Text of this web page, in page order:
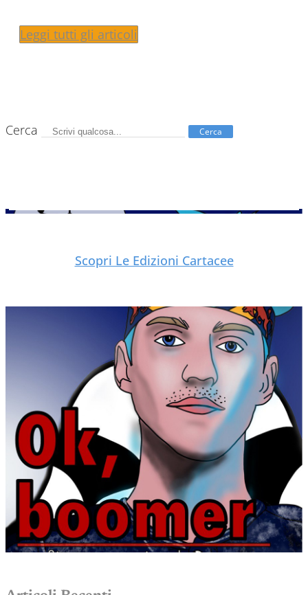
Leggi tutti gli articoli
Cerca Cerca
Scopri Le Edizioni Cartacee